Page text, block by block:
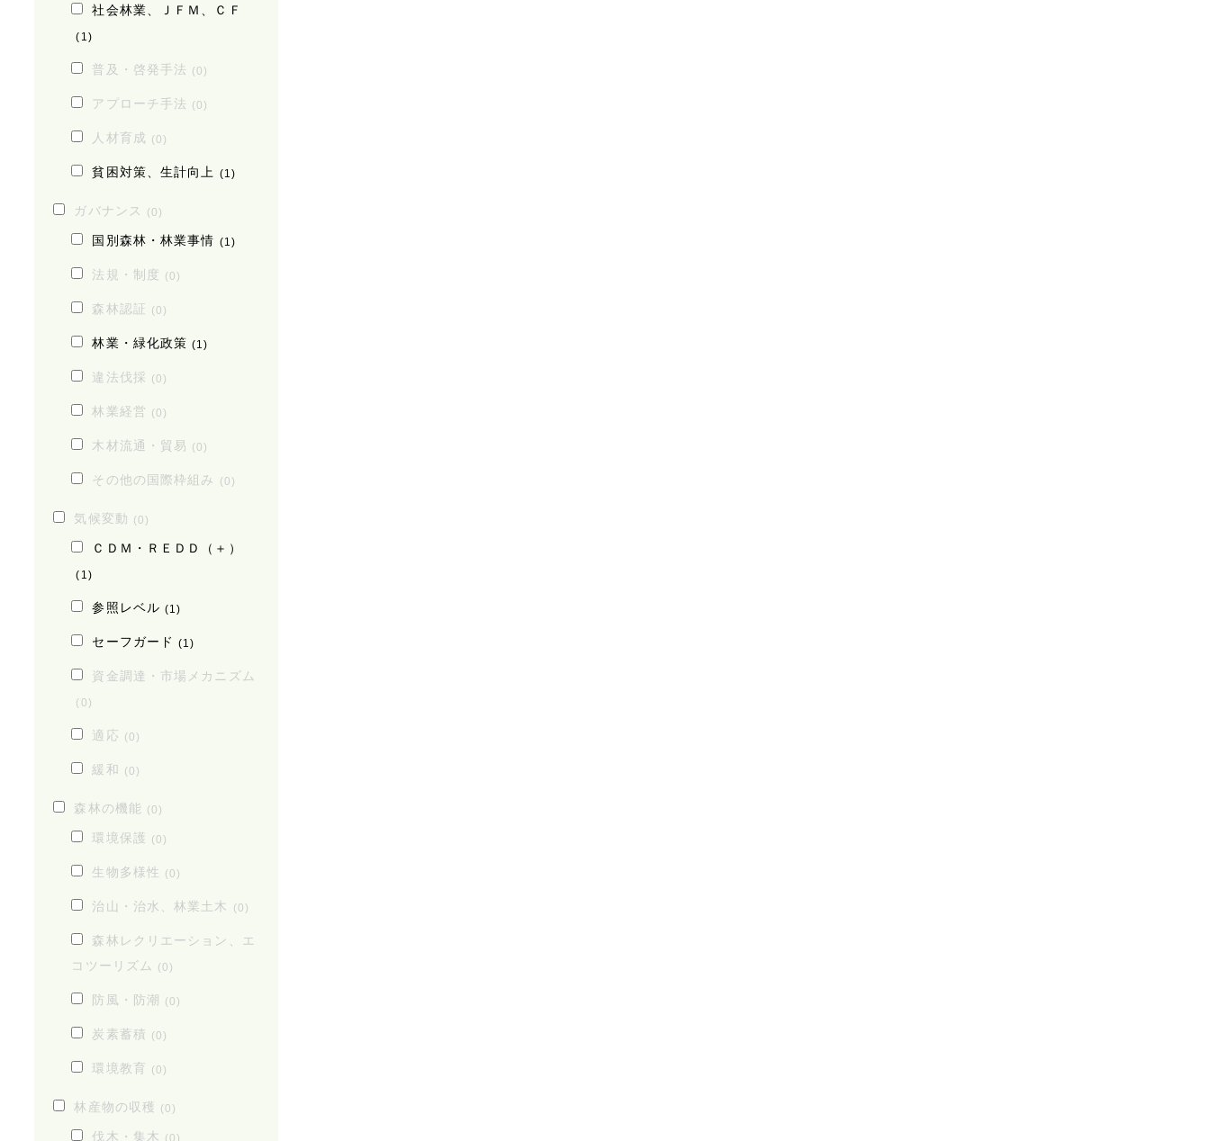
社会林業、ＪＦＭ、ＣＦ
(1)
普及・啓発手法 (0)
アプローチ手法 (0)
人材育成 (0)
貧困対策、生計向上 (1)
ガバナンス (0)
国別森林・林業事情 (1)
法規・制度 (0)
森林認証 (0)
林業・緑化政策 (1)
違法伐採 (0)
林業経営 (0)
木材流通・貿易 (0)
その他の国際枠組み (0)
気候変動 (0)
ＣＤＭ・ＲＥＤＤ（＋）
(1)
参照レベル (1)
セーフガード (1)
資金調達・市場メカニズム
(0)
適応 (0)
緩和 (0)
森林の機能 (0)
環境保護 (0)
生物多様性 (0)
治山・治水、林業土木 (0)
森林レクリエーション、エ
コツーリズム (0)
防風・防潮 (0)
炭素蓄積 (0)
環境教育 (0)
林産物の収穫 (0)
伐木・集木 (0)